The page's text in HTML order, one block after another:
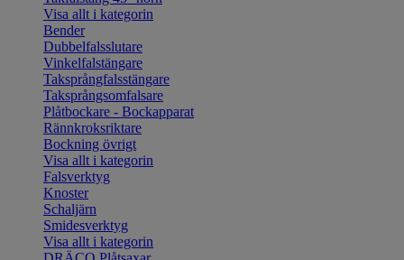
Visa allt i kategorin
Bender
Dubbelfalsslutare
Vinkelfalstängare
Taksprångfalsstängare
Taksprångsomfalsare
Plåtbockare - Bockapparat
Rännkroksriktare
Bockning övrigt
Visa allt i kategorin
Falsverktyg
Knoster
Schaljärn
Smidesverktyg
Visa allt i kategorin